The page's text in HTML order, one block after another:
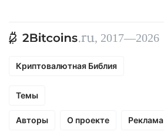
, 2017—2026
Криптовалютная Библия
Темы
Авторы О проекте Реклама